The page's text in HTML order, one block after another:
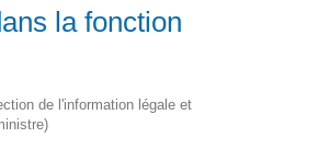
la fonction
de l'information légale et